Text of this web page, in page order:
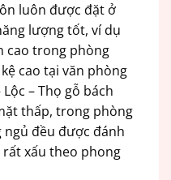
luôn được đặt ở
lượng tốt, ví dụ
cao trong phòng
cao tại văn phòng
– Thọ gỗ bách
thấp, trong phòng
đều được đánh
xấu theo phong